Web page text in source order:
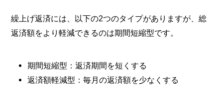
繰上げ返済には、以下の2つのタイプがありますが、総
返済額をより軽減できるのは期間短縮型です。
期間短縮型：返済期間を短くする
返済額軽減型：毎月の返済額を少なくする